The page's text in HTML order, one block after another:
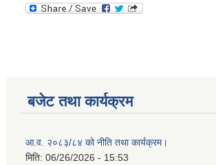
बजेट तथा कार्यक्रम
आ.व. २०८३/८४ को नीति तथा कार्यक्रम।
मिति: 06/26/2026 - 15:53